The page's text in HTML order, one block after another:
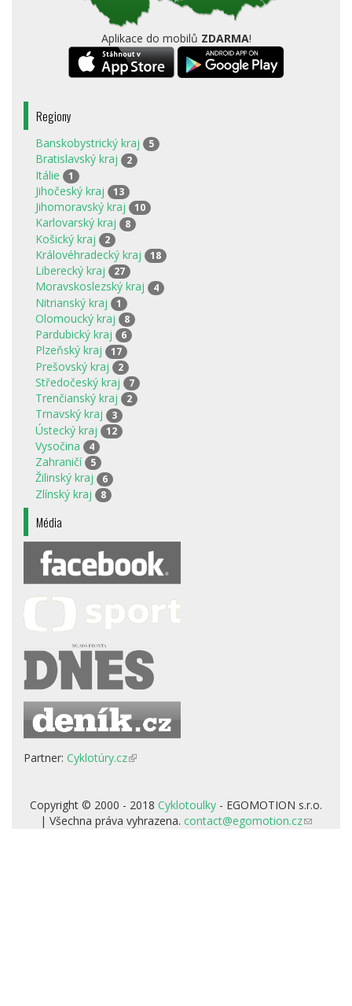
Aplikace do mobilů ZDARMA!
Regiony
Banskobystrický kraj 5
Bratislavský kraj 2
Itálie 1
Jihočeský kraj 13
Jihomoravský kraj 10
Karlovarský kraj 8
Košický kraj 2
Královéhradecký kraj 18
Liberecký kraj 27
Moravskoslezský kraj 4
Nitrianský kraj 1
Olomoucký kraj 8
Pardubický kraj 6
Plzeňský kraj 17
Prešovský kraj 2
Středočeský kraj 7
Trenčianský kraj 2
Trnavský kraj 3
Ústecký kraj 12
Vysočina 4
Zahraničí 5
Žilinský kraj 6
Zlínský kraj 8
Média
Partner: Cyklotúry.cz(odkaz
Copyright © 2000 - 2018 Cyklotoulky - EGOMOTION s.r.o.
| Všechna práva vyhrazena. contact@egomotion.cz(odkaz